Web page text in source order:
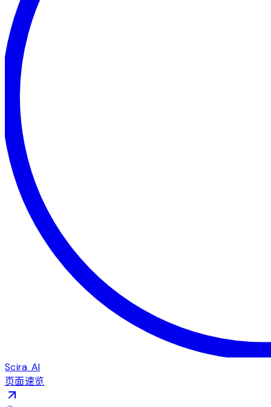
Scira AI
页面速览